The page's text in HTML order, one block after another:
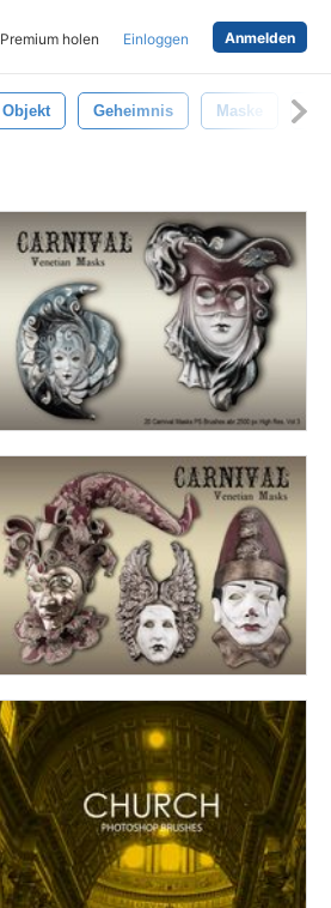
Premium holen Einloggen Anmelden
Objekt Geheimnis Maske